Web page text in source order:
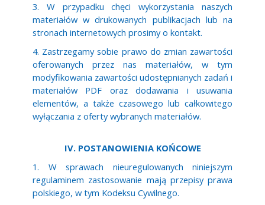
3. W przypadku chęci wykorzystania naszych
materiałów w drukowanych publikacjach lub na
stronach internetowych prosimy o kontakt.
4. Zastrzegamy sobie prawo do zmian zawartości
oferowanych przez nas materiałów, w tym
modyfikowania zawartości udostępnianych zadań i
materiałów PDF oraz dodawania i usuwania
elementów, a także czasowego lub całkowitego
wyłączania z oferty wybranych materiałów.
IV. POSTANOWIENIA KOŃCOWE
1. W sprawach nieuregulowanych niniejszym
regulaminem zastosowanie mają przepisy prawa
polskiego, w tym Kodeksu Cywilnego.